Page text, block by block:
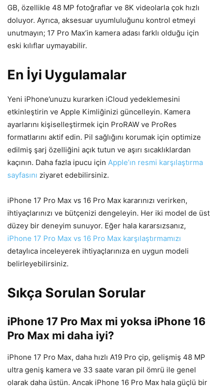
GB, özellikle 48 MP fotoğraflar ve 8K videolarla çok hızlı
doluyor. Ayrıca, aksesuar uyumluluğunu kontrol etmeyi
unutmayın; 17 Pro Max’in kamera adası farklı olduğu için
eski kılıflar uymayabilir.
En İyi Uygulamalar
Yeni iPhone’unuzu kurarken iCloud yedeklemesini
etkinleştirin ve Apple Kimliğinizi güncelleyin. Kamera
ayarlarını kişiselleştirmek için ProRAW ve ProRes
formatlarını aktif edin. Pil sağlığını korumak için optimize
edilmiş şarj özelliğini açık tutun ve aşırı sıcaklıklardan
kaçının. Daha fazla ipucu için Apple’ın resmi karşılaştırma
sayfasını ziyaret edebilirsiniz.
iPhone 17 Pro Max vs 16 Pro Max kararınızı verirken,
ihtiyaçlarınızı ve bütçenizi dengeleyin. Her iki model de üst
düzey bir deneyim sunuyor. Eğer hala kararsızsanız,
iPhone 17 Pro Max vs 16 Pro Max karşılaştırmamızı
detaylıca inceleyerek ihtiyaçlarınıza en uygun modeli
belirleyebilirsiniz.
Sıkça Sorulan Sorular
iPhone 17 Pro Max mi yoksa iPhone 16
Pro Max mi daha iyi?
iPhone 17 Pro Max, daha hızlı A19 Pro çip, gelişmiş 48 MP
ultra geniş kamera ve 33 saate varan pil ömrü ile genel
olarak daha üstün. Ancak iPhone 16 Pro Max hala güçlü bir